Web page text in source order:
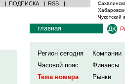
| ПОДПИСКА | RSS |
Чукотский
главная
Регион сегодня
Компании
Часовой пояс
Финансы
Тема номера
Рынки